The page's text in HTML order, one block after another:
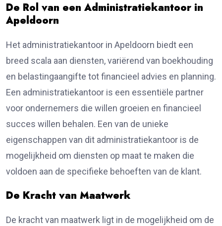
De Rol van een Administratiekantoor in
Apeldoorn
Het administratiekantoor in Apeldoorn biedt een
breed scala aan diensten, variërend van boekhouding
en belastingaangifte tot financieel advies en planning.
Een administratiekantoor is een essentiële partner
voor ondernemers die willen groeien en financieel
succes willen behalen. Een van de unieke
eigenschappen van dit administratiekantoor is de
mogelijkheid om diensten op maat te maken die
voldoen aan de specifieke behoeften van de klant.
De Kracht van Maatwerk
De kracht van maatwerk ligt in de mogelijkheid om de